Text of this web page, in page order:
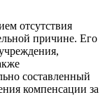
отсутствия
причине. Его
составленный
компенсации за